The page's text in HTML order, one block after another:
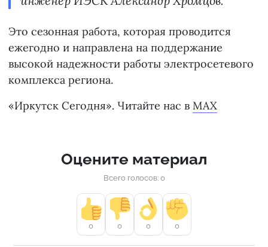
Это сезонная работа, которая проводится
ежегодно и направлена на поддержание
высокой надежности работы электросетевого
комплекса региона.
«Иркутск Сегодня». Читайте нас в MAX
Оцените материал
Всего голосов: 0
0 0 0 0